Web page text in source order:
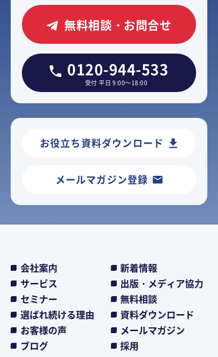
無料相談・お問合せ
0120-944-533
受付 平日 9:00～18:00
お役立ち資料ダウンロード
メールマガジン登録
会社案内
新着情報
サービス
出版・メディア協力
セミナー
無料相談
選ばれ続ける理由
資料ダウンロード
お客様の声
メールマガジン
ブログ
採用